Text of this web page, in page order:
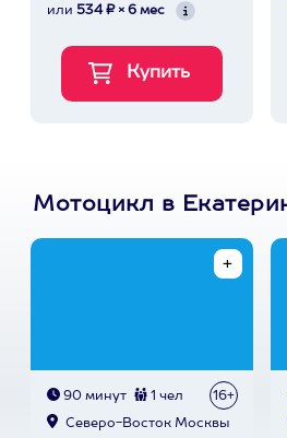
или 534 ₽ × 6 мес
Мотоцикл в
90 минут 1 чел 16+
Северо-Восток Москвы